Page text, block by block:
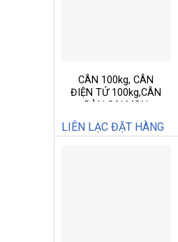
CÂN 100kg, CÂN
ĐIỆN TỬ 100kg,CÂN
BÀN SALMON
100kg,SM4050-100
LIÊN LẠC ĐẶT HÀNG